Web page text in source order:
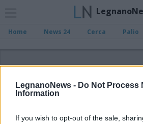
LegnanoNews - Do Not Process
Information
If you wish to opt-out of the sale,
Home News 24 Cerca Palio
ADV